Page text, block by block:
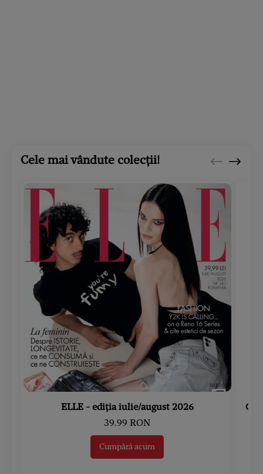
Cele mai vândute colecții!
ELLE - ediția iulie/august 2026
39.99 RON
Cumpără acum